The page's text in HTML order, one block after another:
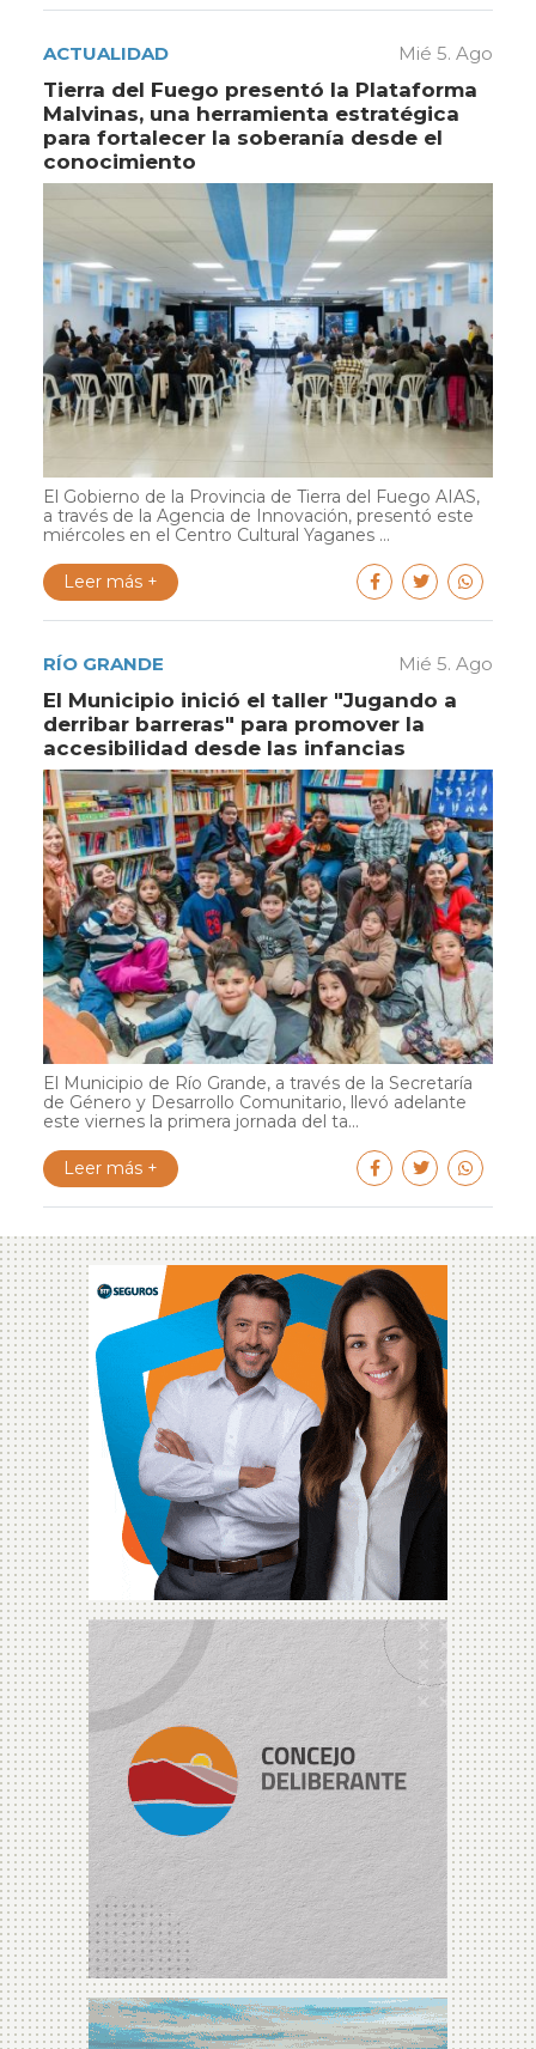
ACTUALIDAD Mié 5. Ago
Tierra del Fuego presentó la Plataforma
Malvinas, una herramienta estratégica
para fortalecer la soberanía desde el
conocimiento
El Gobierno de la Provincia de Tierra del Fuego AIAS,
a través de la Agencia de Innovación, presentó este
miércoles en el Centro Cultural Yaganes ...
Leer más +
RÍO GRANDE Mié 5. Ago
El Municipio inició el taller "Jugando a
derribar barreras" para promover la
accesibilidad desde las infancias
El Municipio de Río Grande, a través de la Secretaría
de Género y Desarrollo Comunitario, llevó adelante
este viernes la primera jornada del ta...
Leer más +